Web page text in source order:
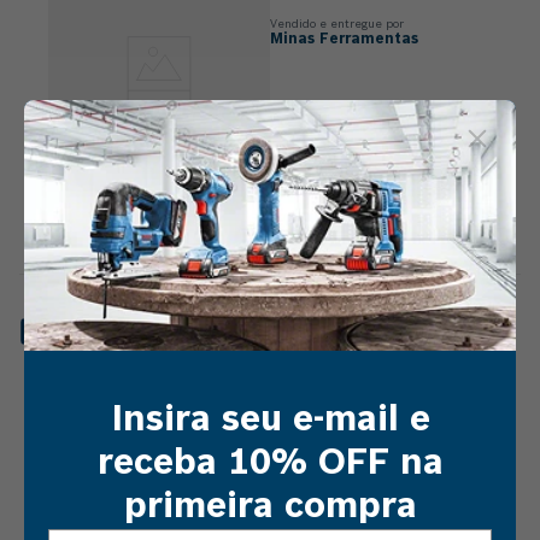
Vendido e entregue por
Minas Ferramentas
R$ 599,00
Escolha uma opção
CUPOM: VAIDEBOSCH
PARAFUSADEIRA FURADEIRA
BOSCH GSB 12V-30 12V 2 BAT E
R$
Insira seu e-mail e
receba 10% OFF na
primeira compra